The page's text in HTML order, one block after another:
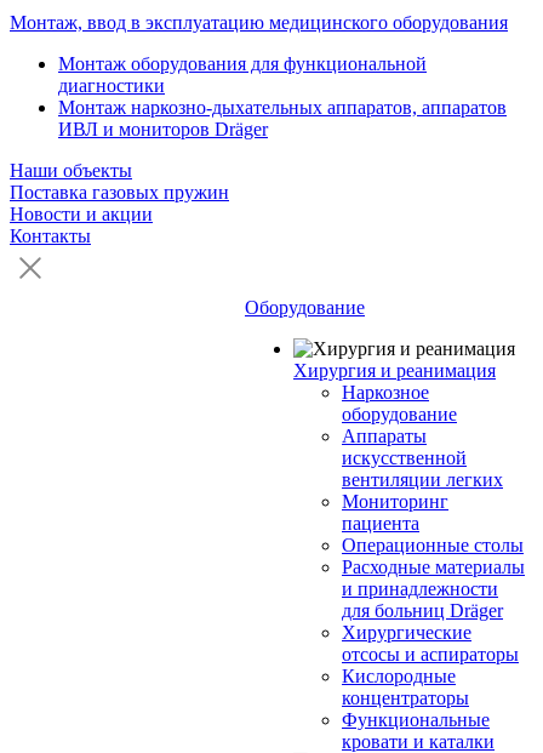
Монтаж, ввод в эксплуатацию медицинского оборудования
Монтаж оборудования для функциональной
диагностики
Монтаж наркозно-дыхательных аппаратов, аппаратов
ИВЛ и мониторов Dräger
Наши объекты
Поставка газовых пружин
Новости и акции
Контакты
Оборудование
Хирургия и реанимация
Наркозное
оборудование
Аппараты
искусственной
вентиляции легких
Мониторинг
пациента
Операционные столы
Расходные материалы
и принадлежности
для больниц Dräger
Хирургические
отсосы и аспираторы
Кислородные
концентраторы
Функциональные
кровати и каталки